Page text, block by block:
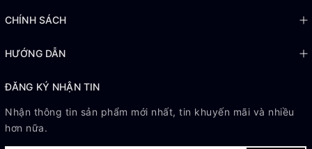
CHÍNH SÁCH
HƯỚNG DẪN
ĐĂNG KÝ NHẬN TIN
Nhận thông tin sản phẩm mới nhất, tin khuyến mãi và nhiều
hơn nữa.